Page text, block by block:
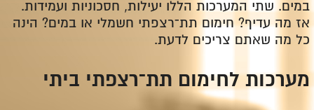
במים. שתי המערכות הללו יעילות, חסכוניות ועמידות.
אז מה עדיף? חימום תת־רצפתי חשמלי או במים? הינה
כל מה שאתם צריכים לדעת.
מערכות לחימום תת־רצפתי ביתי